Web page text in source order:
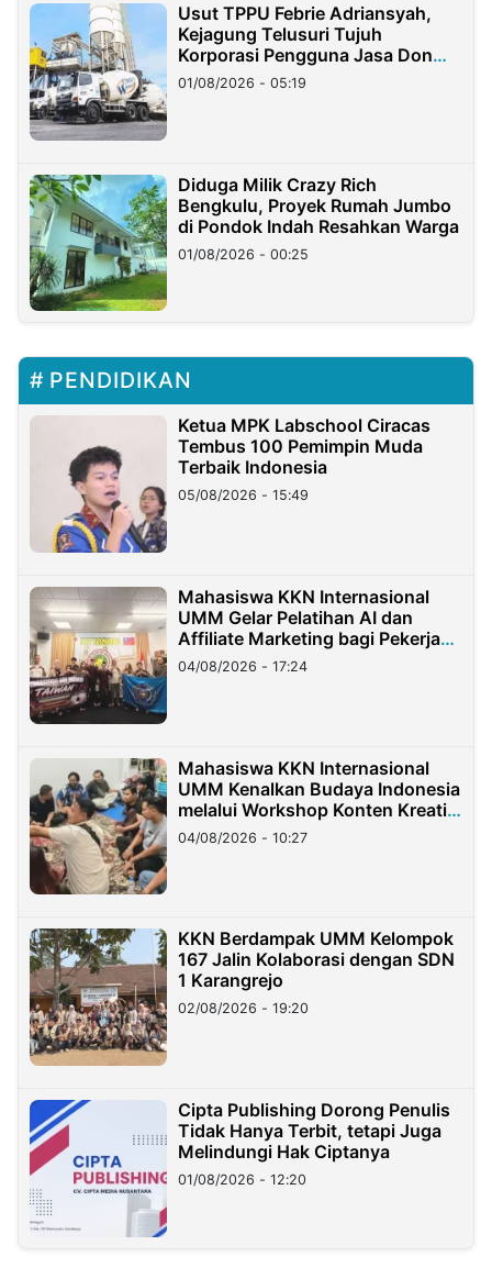
Usut TPPU Febrie Adriansyah,
Kejagung Telusuri Tujuh
Korporasi Pengguna Jasa Don
Ritto
01/08/2026 - 05:19
Diduga Milik Crazy Rich
Bengkulu, Proyek Rumah Jumbo
di Pondok Indah Resahkan Warga
01/08/2026 - 00:25
PENDIDIKAN
Ketua MPK Labschool Ciracas
Tembus 100 Pemimpin Muda
Terbaik Indonesia
05/08/2026 - 15:49
Mahasiswa KKN Internasional
UMM Gelar Pelatihan AI dan
Affiliate Marketing bagi Pekerja
Migran Indonesia di Taiwan
04/08/2026 - 17:24
Mahasiswa KKN Internasional
UMM Kenalkan Budaya Indonesia
melalui Workshop Konten Kreatif
di Taiwan
04/08/2026 - 10:27
KKN Berdampak UMM Kelompok
167 Jalin Kolaborasi dengan SDN
1 Karangrejo
02/08/2026 - 19:20
Cipta Publishing Dorong Penulis
Tidak Hanya Terbit, tetapi Juga
Melindungi Hak Ciptanya
01/08/2026 - 12:20